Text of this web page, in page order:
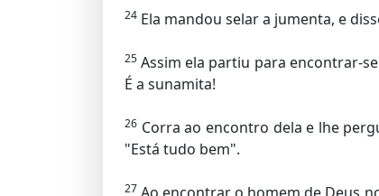
24 Ela mandou selar a jumenta, e
25 Assim ela partiu para encontrar-
É a sunamita!
26 Corra ao encontro dela e lhe
"Está tudo bem".
27